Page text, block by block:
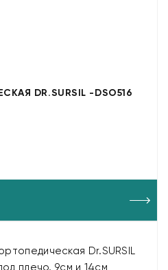
DR.SURSIL -DSO516